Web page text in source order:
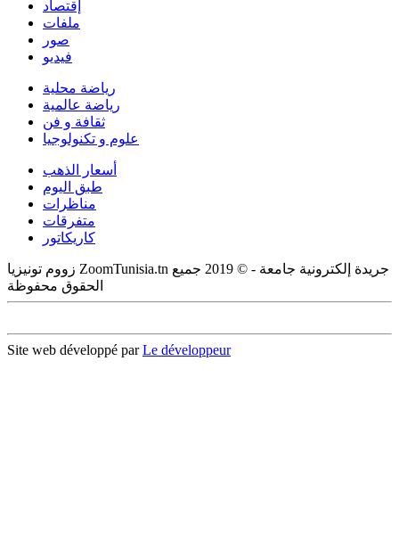
إقتصاد
ملفات
صور
فيديو
رياضة محلية
رياضة عالمية
ثقافة و فن
علوم و تكنولوجيا
أسعار الذهب
طبق اليوم
مناظرات
متفرقات
كاريكاتور
زووم تونيزيا ZoomTunisia.tn جريدة إلكترونية جامعة - © 2019 جميع
الحقوق محفوظة
Site web développé parLe développeur